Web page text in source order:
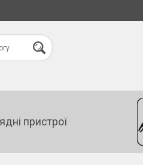
пристрої